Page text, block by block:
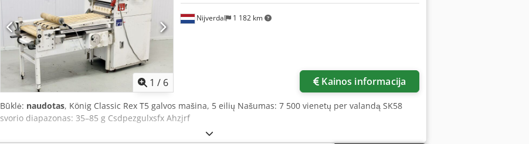
1 / 6
Nijverdal 1 182 km
Kainos informacija
Būklė: naudotas, König Classic Rex T5 galvos mašina, 5 eilių Našumas: 7 500 vienetų per valandą SK58
svorio diapazonas: 35–85 g Csdpezgulxsfx Ahzjrf